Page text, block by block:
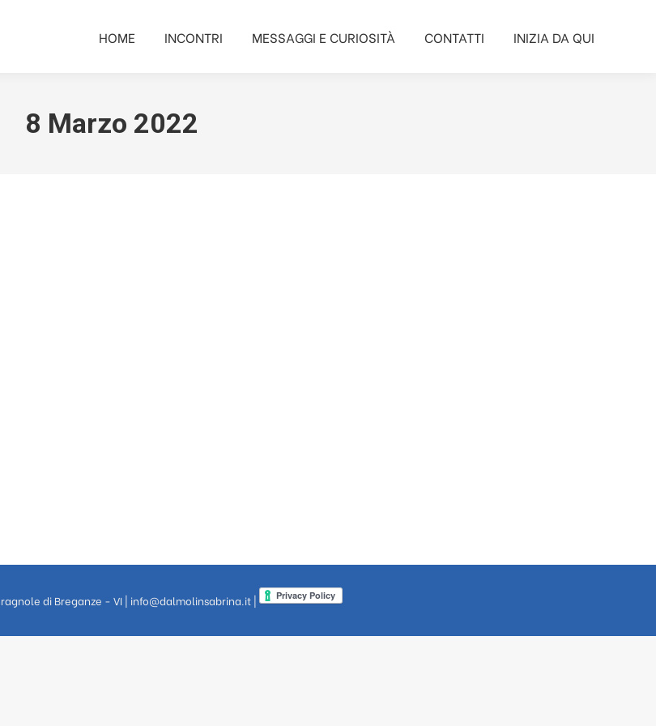
HOME INCONTRI MESSAGGI E CURIOSITÀ CONTATTI INIZIA DA QUI
8 Marzo 2022
di Breganze - VI | info@dalmolinsabrina.it |
MESSAGGI E CURIOSITÀ